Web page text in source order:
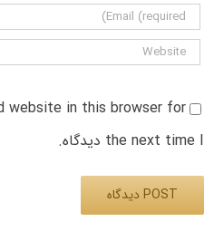
website in this browser for
the next time I دیدگاه.